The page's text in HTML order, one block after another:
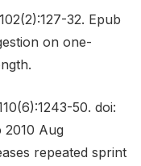
32. Epub
on one-
50. doi:
2010 Aug
repeated sprint